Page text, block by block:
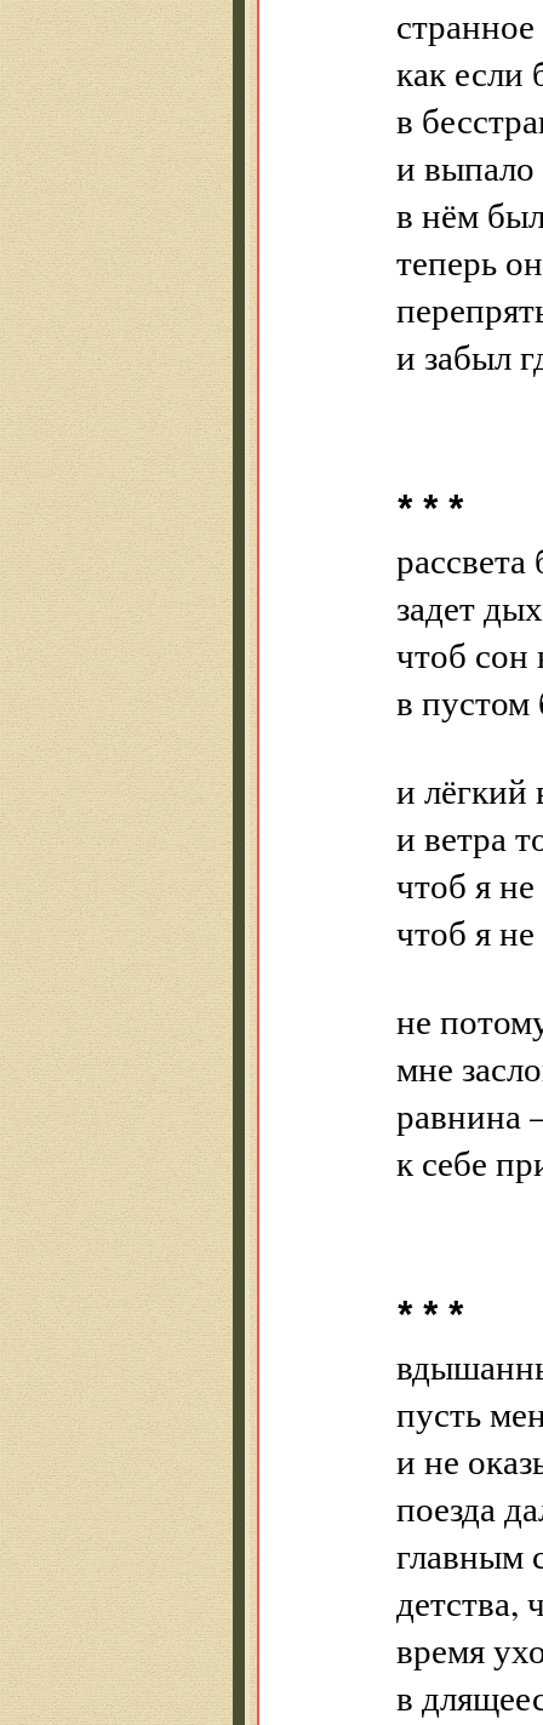
как если
в
и
в нём
теперь
и забыл
* * *
задет
чтоб сон
в пустом
и лёгкий
и ветра
чтоб я
чтоб я
не
мне
равнина
к себе
* * *
пусть
и не
поезда
главным
детства,
время
в